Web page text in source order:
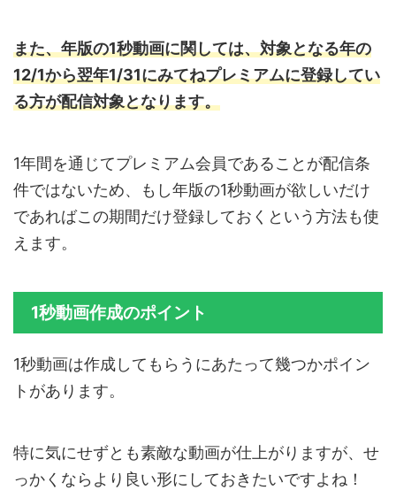
また、年版の1秒動画に関しては、対象となる年の
12/1から翌年1/31にみてねプレミアムに登録してい
る方が配信対象となります。
1年間を通じてプレミアム会員であることが配信条
件ではないため、もし年版の1秒動画が欲しいだけ
であればこの期間だけ登録しておくという方法も使
えます。
1秒動画作成のポイント
1秒動画は作成してもらうにあたって幾つかポイン
トがあります。
特に気にせずとも素敵な動画が仕上がりますが、せ
っかくならより良い形にしておきたいですよね！